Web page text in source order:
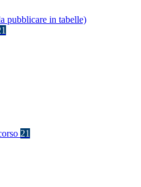
pubblicare in tabelle)
21